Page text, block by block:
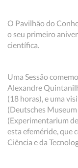
O Pavilhão do
o seu primeiro
científica.
Uma Sessão
Alexandre
(18 horas), e uma
(Deutsches
(Experimentarium
esta efeméride, que
Ciência e da